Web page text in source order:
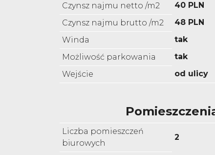
Czynsz najmu netto /m2
40 PLN
Czynsz najmu brutto /m2
48 PLN
Winda
tak
Możliwość parkowania
tak
Wejście
od ulicy
Liczba pomieszczeń
biurowych
2